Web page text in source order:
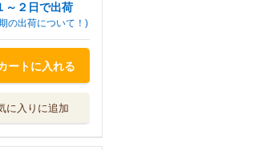
～２日で出荷
の出荷について！)
ートに入れる
に入りに追加
ミシンなしでかん
たん！季節のこ...